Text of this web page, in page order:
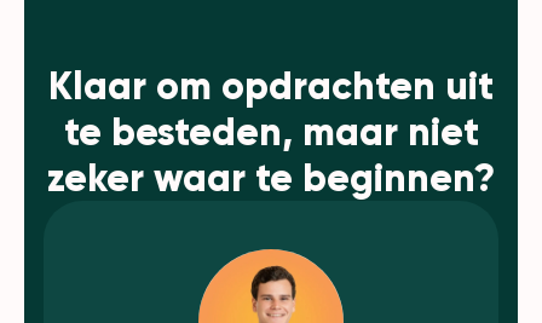
Klaar om opdrachten uit
te besteden, maar niet
zeker waar te beginnen?